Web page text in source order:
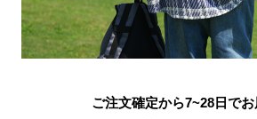
ご注文確定から7~28日で